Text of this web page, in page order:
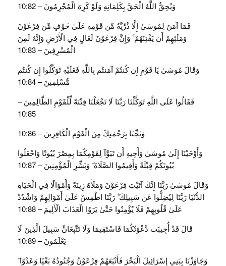
وَيُحِقُّ اللَّهُ الْحَقَّ بِكَلِمَاتِهِ وَلَوْ كَرِهَ الْمُجْرِمُونَ – 10:82
فَمَا آمَنَ لِمُوسَىٰ إِلَّا ذُرِّيَّةٌ مِّن قَوْمِهِ عَلَىٰ خَوْفٍ مِّن فِرْعَوْنَ
وَمَلَئِهِمْ أَن يَفْتِنَهُمْ ۚ وَإِنَّ فِرْعَوْنَ لَعَالٍ فِي الْأَرْضِ وَإِنَّهُ لَمِنَ
الْمُسْرِفِينَ – 10:83
وَقَالَ مُوسَىٰ يَا قَوْمِ إِن كُنتُمْ آمَنتُم بِاللَّهِ فَعَلَيْهِ تَوَكَّلُوا إِن كُنتُم
مُّسْلِمِينَ – 10:84
فَقَالُوا عَلَى اللَّهِ تَوَكَّلْنَا رَبَّنَا لَا تَجْعَلْنَا فِتْنَةً لِّلْقَوْمِ الظَّالِمِينَ –
10:85
وَنَجِّنَا بِرَحْمَتِكَ مِنَ الْقَوْمِ الْكَافِرِينَ – 10:86
وَأَوْحَيْنَا إِلَىٰ مُوسَىٰ وَأَخِيهِ أَن تَبَوَّآ لِقَوْمِكُمَا بِمِصْرَ بُيُوتًا وَاجْعَلُوا
بُيُوتَكُمْ قِبْلَةً وَأَقِيمُوا الصَّلَاةَ ۗ وَبَشِّرِ الْمُؤْمِنِينَ – 10:87
وَقَالَ مُوسَىٰ رَبَّنَا إِنَّكَ آتَيْتَ فِرْعَوْنَ وَمَلَأَهُ زِينَةً وَأَمْوَالًا فِي الْحَيَاةِ
الدُّنْيَا رَبَّنَا لِيُضِلُّوا عَن سَبِيلِكَ ۖ رَبَّنَا اطْمِسْ عَلَىٰ أَمْوَالِهِمْ وَاشْدُدْ
عَلَىٰ قُلُوبِهِمْ فَلَا يُؤْمِنُوا حَتَّىٰ يَرَوُا الْعَذَابَ الْأَلِيمَ – 10:88
قَالَ قَدْ أُجِيبَت دَّعْوَتُكُمَا فَاسْتَقِيمَا وَلَا تَتَّبِعَانِّ سَبِيلَ الَّذِينَ لَا
يَعْلَمُونَ – 10:89
وَجَاوَزْنَا بِبَنِي إِسْرَائِيلَ الْبَحْرَ فَأَتْبَعَهُمْ فِرْعَوْنُ وَجُنُودُهُ بَغْيًا وَعَدْوًا ۖ